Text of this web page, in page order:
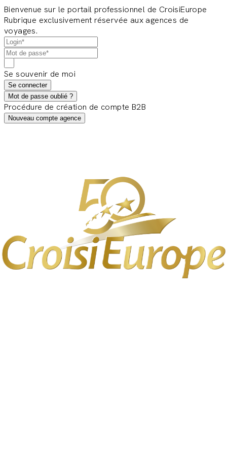
Bienvenue sur le portail professionnel de CroisiEurope
Rubrique exclusivement réservée aux agences de
voyages.
Se souvenir de moi
Se connecter
Mot de passe oublié ?
Procédure de création de compte B2B
Nouveau compte agence